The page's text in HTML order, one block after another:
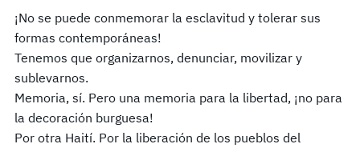
¡No se puede conmemorar la esclavitud y tolerar sus
formas contemporáneas!
Tenemos que organizarnos, denunciar, movilizar y
sublevarnos.
Memoria, sí. Pero una memoria para la libertad, ¡no para
la decoración burguesa!
Por otra Haití. Por la liberación de los pueblos del